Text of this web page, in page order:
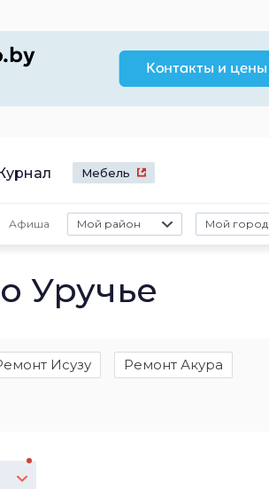
Мебель
Афиша Мой район Мой город
Уручье
Исузу Ремонт Акура